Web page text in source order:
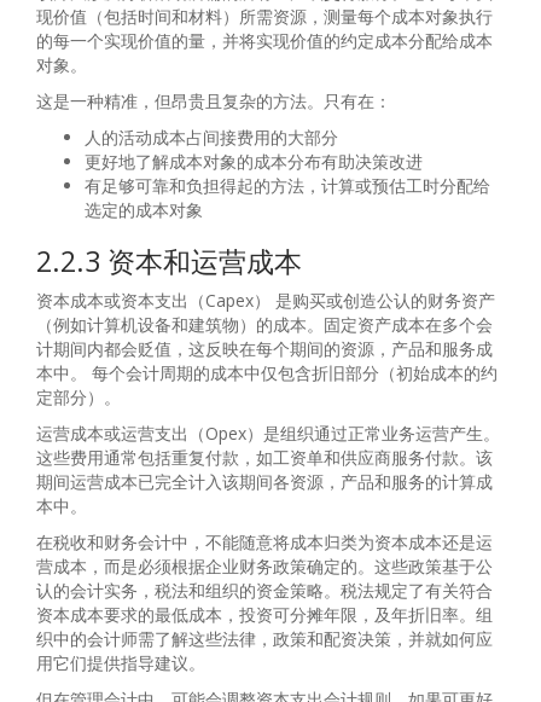
现价值（包括时间和材料）所需资源，测量每个成本对象执行
的每一个实现价值的量，并将实现价值的约定成本分配给成本
对象。
这是一种精准，但昂贵且复杂的方法。只有在：
人的活动成本占间接费用的大部分
更好地了解成本对象的成本分布有助决策改进
有足够可靠和负担得起的方法，计算或预估工时分配给
选定的成本对象
2.2.3 资本和运营成本
资本成本或资本支出（Capex） 是购买或创造公认的财务资产
（例如计算机设备和建筑物）的成本。固定资产成本在多个会
计期间内都会贬值，这反映在每个期间的资源，产品和服务成
本中。 每个会计周期的成本中仅包含折旧部分（初始成本的约
定部分）。
运营成本或运营支出（Opex）是组织通过正常业务运营产生。
这些费用通常包括重复付款，如工资单和供应商服务付款。该
期间运营成本已完全计入该期间各资源，产品和服务的计算成
本中。
在税收和财务会计中，不能随意将成本归类为资本成本还是运
营成本，而是必须根据企业财务政策确定的。这些政策基于公
认的会计实务，税法和组织的资金策略。税法规定了有关符合
资本成本要求的最低成本，投资可分摊年限，及年折旧率。组
织中的会计师需了解这些法律，政策和配资决策，并就如何应
用它们提供指导建议。